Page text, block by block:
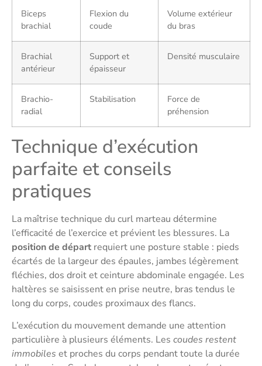
Biceps
brachial
Flexion du
coude
Volume extérieur
du bras
Brachial
antérieur
Support et
épaisseur
Densité musculaire
Brachio-
radial
Stabilisation
Force de
préhension
Technique d’exécution
parfaite et conseils
pratiques
La maîtrise technique du curl marteau détermine
l’efficacité de l’exercice et prévient les blessures. La
position de départ requiert une posture stable : pieds
écartés de la largeur des épaules, jambes légèrement
fléchies, dos droit et ceinture abdominale engagée. Les
haltères se saisissent en prise neutre, bras tendus le
long du corps, coudes proximaux des flancs.
L’exécution du mouvement demande une attention
particulière à plusieurs éléments. Les coudes restent
immobiles et proches du corps pendant toute la durée